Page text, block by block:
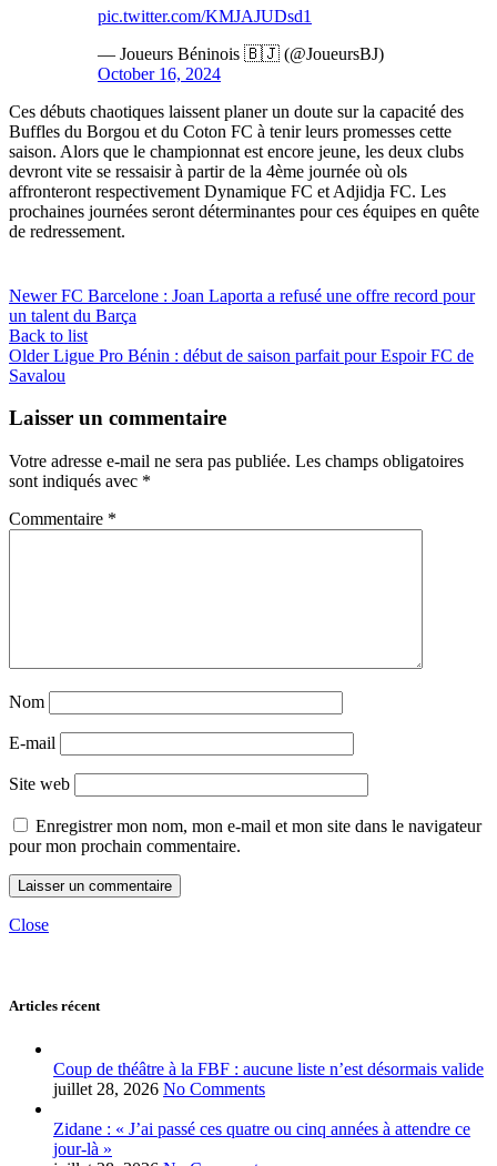
pic.twitter.com/KMJAJUDsd1
— Joueurs Béninois 🇧🇯 (@JoueursBJ)
October 16, 2024
Ces débuts chaotiques laissent planer un doute sur la capacité des
Buffles du Borgou et du Coton FC à tenir leurs promesses cette
saison. Alors que le championnat est encore jeune, les deux clubs
devront vite se ressaisir à partir de la 4ème journée où ols
affronteront respectivement Dynamique FC et Adjidja FC. Les
prochaines journées seront déterminantes pour ces équipes en quête
de redressement.
Newer FC Barcelone : Joan Laporta a refusé une offre record pour
un talent du Barça
Back to list
Older Ligue Pro Bénin : début de saison parfait pour Espoir FC de
Savalou
Laisser un commentaire
Votre adresse e-mail ne sera pas publiée. Les champs obligatoires
sont indiqués avec *
Commentaire *
Nom
E-mail
Site web
Enregistrer mon nom, mon e-mail et mon site dans le navigateur
pour mon prochain commentaire.
Close
Articles récent
Coup de théâtre à la FBF : aucune liste n’est désormais valide
juillet 28, 2026 No Comments
Zidane : « J’ai passé ces quatre ou cinq années à attendre ce
jour-là »